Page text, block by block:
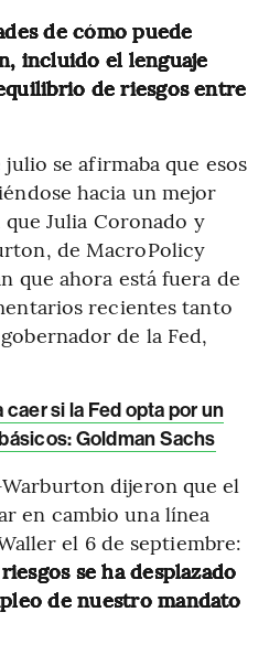
de cómo puede
incluido el lenguaje
de riesgos entre
se afirmaba que esos
hacia un mejor
Julia Coronado y
de MacroPolicy
que ahora está fuera de
recientes tanto
de la Fed,
caer si la Fed opta por un
Goldman Sachs
dijeron que el
en cambio una línea
el 6 de septiembre:
se ha desplazado
de nuestro mandato